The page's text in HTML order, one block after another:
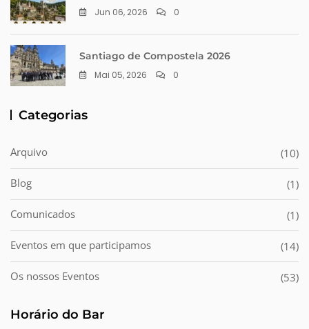
Jun 06, 2026 0
Santiago de Compostela 2026
Mai 05, 2026 0
Categorias
Arquivo (10)
Blog (1)
Comunicados (1)
Eventos em que participamos (14)
Os nossos Eventos (53)
Horário do Bar